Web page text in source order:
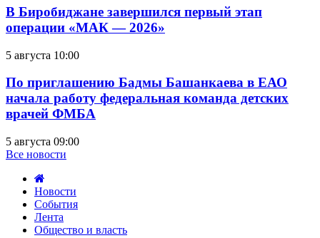
В Биробиджане завершился первый этап
операции «МАК — 2026»
5 августа 10:00
По приглашению Бадмы Башанкаева в ЕАО
начала работу федеральная команда детских
врачей ФМБА
5 августа 09:00
Все новости
Новости
События
Лента
Общество и власть